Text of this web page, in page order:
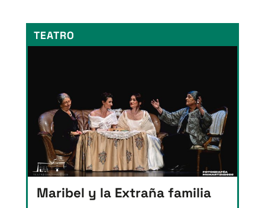
TEATRO
Maribel y la Extraña familia